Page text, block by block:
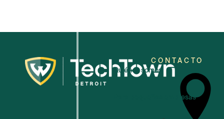
Quiénes somos
Para pequeñas empresas
CONTACTO